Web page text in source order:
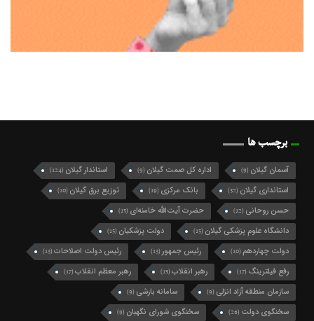
برچسب ها
آسمان گیلان (9) اداره کل صمت گیلان (9) استاندار گیلان (124)
استانداری گیلان (32) بانک مرکزی (19) توزیع برق گیلان (10)
حسن روحانی (12) حضرت آیت‌الله خامنه‌ای (15)
دانشگاه علوم پزشکی گیلان (15) دولت پزشکیان (15)
دولت چهاردهم (10) رئیس جمهور(13) رئیس دولت اصلاحات(13)
رفع فیلترینگ (17) رهبر انقلاب(15) رهبر معظم انقلاب(17)
سازمان منطقه آزاد انزلی (9) سامانه بارشی (9)
سخنگوی دولت (26) سخنگوی شورای نگهبان (9)